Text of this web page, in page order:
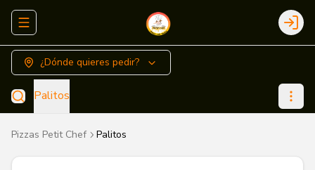
Abrir menu de navegación Login
¿Dónde quieres pedir?
Palitos
Pizzas Petit Chef Palitos